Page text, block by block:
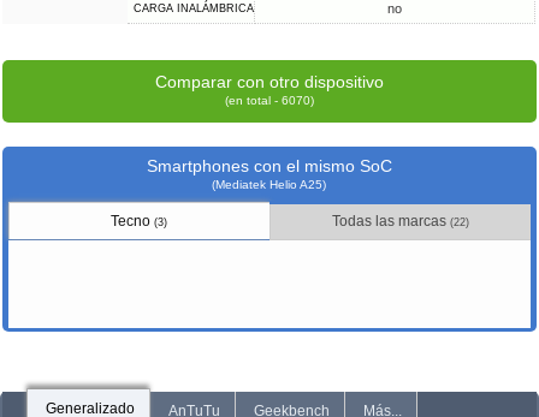
CARGA INALÁMBRICA no
Comparar con otro dispositivo
(en total - 6070)
Smartphones con el mismo SoC
(Mediatek Helio A25)
Tecno(3) Todas las marcas (22)
Generalizado AnTuTu Geekbench Más...